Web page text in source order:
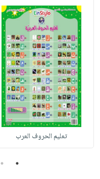
تعليم الحروف العرب
1
2